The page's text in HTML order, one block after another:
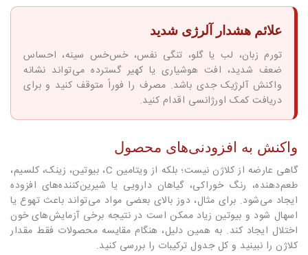
علائم هشدار آلرژی شدید
تورم زبان، لب یا گلو، تنگی نفس، خس‌خس سینه، احساس
ضعف شدید، افت هوشیاری یا کهیر گسترده می‌تواند نشانه
واکنش آلرژیک جدی باشد. مصرف را فوراً متوقف کنید و برای
دریافت کمک اورژانسی اقدام کنید.
واکنش به افزودنی‌های محصول
گاهی عارضه از کلاژن نیست؛ بلکه از ویتامین C، بیوتین، زینک، کلسیم،
طعم‌دهنده، رنگ خوراکی، گیاهان دارویی یا شیرین‌کننده‌های افزوده
ایجاد می‌شود. برای مثال، دوز بالای بعضی مواد می‌تواند باعث تهوع یا
اسهال شود و بیوتین زیاد ممکن است در نتیجه برخی آزمایش‌های خون
اختلال ایجاد کند. به همین دلیل، هنگام مقایسه محصولات فقط مقدار
کلاژن را نبینید و کل جدول ترکیبات را بررسی کنید.